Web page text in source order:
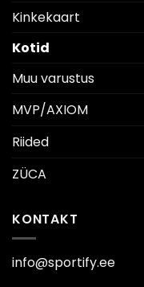
Kinkekaart
Kotid
Muu varustus
MVP/AXIOM
Riided
ZÜCA
KONTAKT
info@sportify.ee